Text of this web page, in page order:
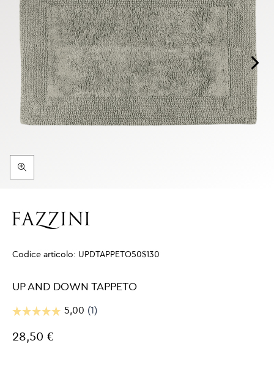
Codice articolo: UPDTAPPETO50$130
UP AND DOWN TAPPETO
28,50 €